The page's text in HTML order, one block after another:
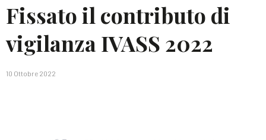
Fissato il contributo di
vigilanza IVASS 2022
10 Ottobre 2022